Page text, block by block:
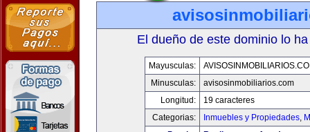
El dueño de este dominio lo
Mayusculas:
Minusculas:
avisosinmobiliarios.com
Longitud:
19 caracteres
Categorias:
Inmuebles y Propiedades,